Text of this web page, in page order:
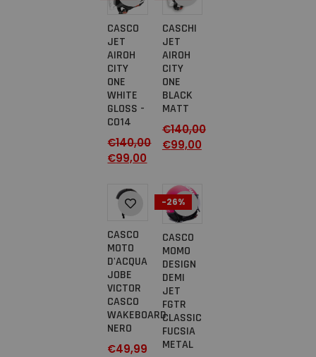
CASCO
JET
AIROH
CITY
ONE
WHITE
GLOSS -
CO14
€140,00
€99,00
CASCHI
JET
AIROH
CITY
ONE
BLACK
MATT
€140,00
€99,00
CASCO
MOTO
D'ACQUA
JOBE
VICTOR
CASCO
WAKEBOARD
NERO
€49,99
-26%
CASCO
MOMO
DESIGN
DEMI
JET
FGTR
CLASSIC
FUCSIA
METAL